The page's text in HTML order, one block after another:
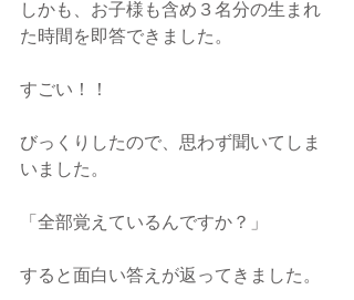
しかも、お子様も含め３名分の生まれ
た時間を即答できました。
すごい！！
びっくりしたので、思わず聞いてしま
いました。
「全部覚えているんですか？」
すると面白い答えが返ってきました。